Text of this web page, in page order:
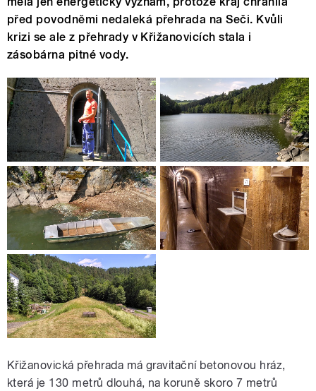
před povodněmi nedaleká přehrada na Seči. Kvůli
krizi se ale z přehrady v Křižanovicích stala i
zásobárna pitné vody.
Křižanovická přehrada má gravitační betonovou hráz,
která je 130 metrů dlouhá, na koruně skoro 7 metrů